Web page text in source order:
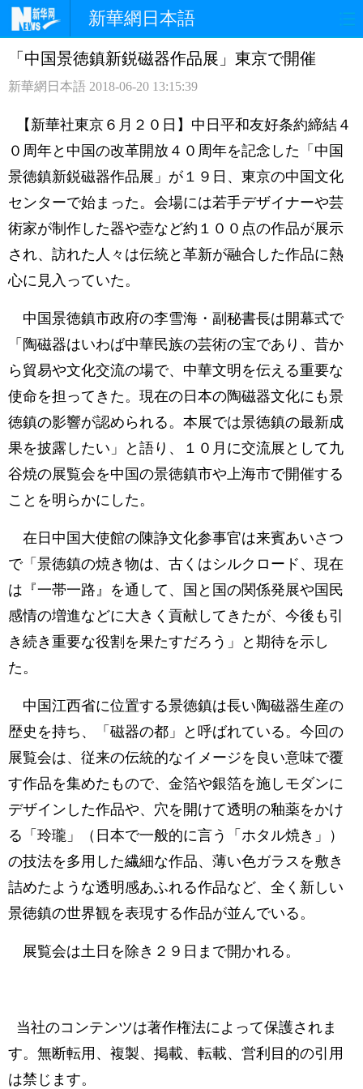
新華網日本語
ホームページ 政治 経済
観光 評論 写真
中日対訳
「中国景徳鎮新鋭磁器作品展」東京で開催
新華網日本語 2018-06-20 13:15:39
【新華社東京６月２０日】中日平和友好条約締結４
０周年と中国の改革開放４０周年を記念した「中国
景徳鎮新鋭磁器作品展」が１９日、東京の中国文化
センターで始まった。会場には若手デザイナーや芸
術家が制作した器や壺など約１００点の作品が展示
され、訪れた人々は伝統と革新が融合した作品に熱
心に見入っていた。
中国景徳鎮市政府の李雪海・副秘書長は開幕式で
「陶磁器はいわば中華民族の芸術の宝であり、昔か
ら貿易や文化交流の場で、中華文明を伝える重要な
使命を担ってきた。現在の日本の陶磁器文化にも景
徳鎮の影響が認められる。本展では景徳鎮の最新成
果を披露したい」と語り、１０月に交流展として九
谷焼の展覧会を中国の景徳鎮市や上海市で開催する
ことを明らかにした。
在日中国大使館の陳諍文化参事官は来賓あいさつ
で「景徳鎮の焼き物は、古くはシルクロード、現在
は『一帯一路』を通して、国と国の関係発展や国民
感情の増進などに大きく貢献してきたが、今後も引
き続き重要な役割を果たすだろう」と期待を示し
た。
中国江西省に位置する景徳鎮は長い陶磁器生産の
歴史を持ち、「磁器の都」と呼ばれている。今回の
展覧会は、従来の伝統的なイメージを良い意味で覆
す作品を集めたもので、金箔や銀箔を施しモダンに
デザインした作品や、穴を開けて透明の釉薬をかけ
る「玲瓏」（日本で一般的に言う「ホタル焼き」）
の技法を多用した繊細な作品、薄い色ガラスを敷き
詰めたような透明感あふれる作品など、全く新しい
景徳鎮の世界観を表現する作品が並んでいる。
展覧会は土日を除き２９日まで開かれる。
当社のコンテンツは著作権法によって保護されま
す。無断転用、複製、掲載、転載、営利目的の引用
は禁じます。